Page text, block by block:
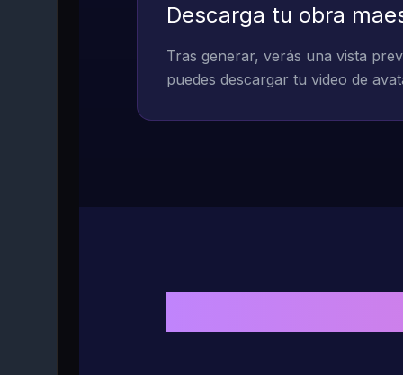
Descarga tu obra
Tras generar, verás una vista
puedes descargar tu video de